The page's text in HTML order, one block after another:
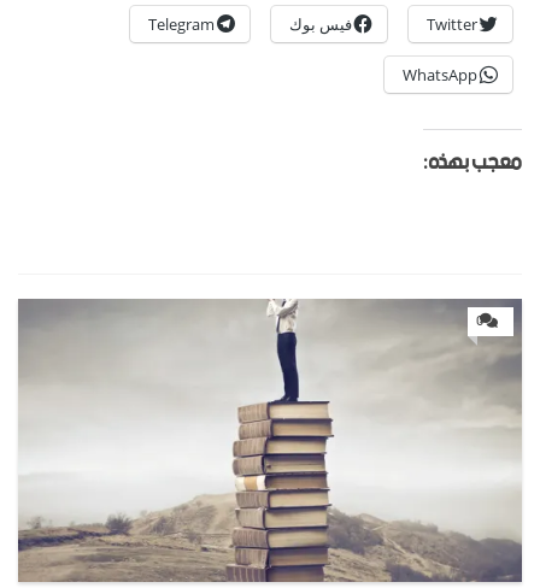
Twitter فيس بوك Telegram
WhatsApp
معجب بهذه:
0